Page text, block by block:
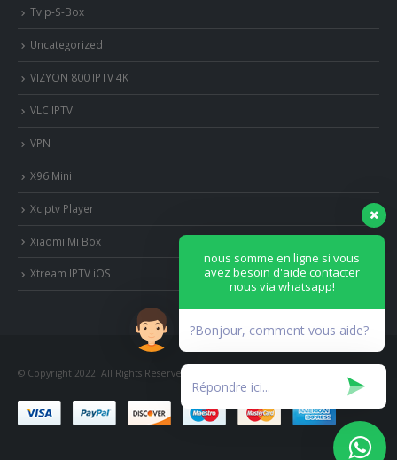
Tvip-S-Box
Uncategorized
VIZYON 800 IPTV 4K
VLC IPTV
VPN
X96 Mini
Xciptv Player
Xiaomi Mi Box
Xtream IPTV iOS
© Copyright 2022. All Rights Reserved.
nous somme en ligne si vous
avez besoin d'aide contacter
nous via whatsapp!
?Bonjour, comment vous aide?